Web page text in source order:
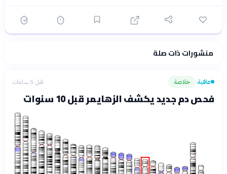
فلسفتنا المعرفية· سياسة الذكاء الاصطناعيمنشورات ذات صلة
عافية› خلاصة قبل 5 ساعات
فحص دم جديد يكشف الزهايمر قبل 10 سنوات